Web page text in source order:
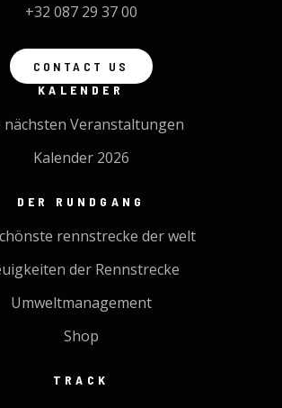
+32 087 29 37 00
CONTACT US
KALENDER
nächsten Veranstaltungen
Kalender 2026
DER RUNDGANG
rennstrecke der welt
der Rennstrecke
Umweltmanagement
Shop
TRACK